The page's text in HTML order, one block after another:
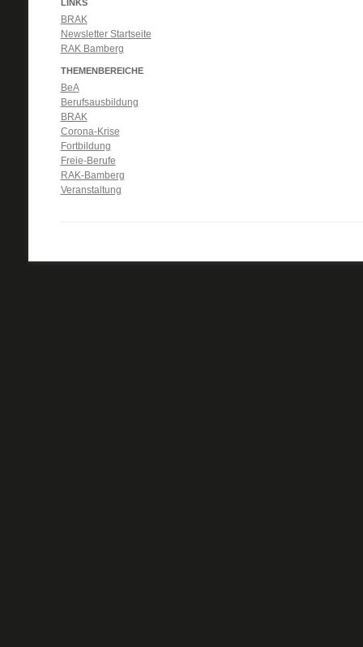
LINKS
BRAK
Newsletter Startseite
RAK Bamberg
THEMENBEREICHE
BeA
Berufsausbildung
BRAK
Corona-Krise
Fortbildung
Freie-Berufe
RAK-Bamberg
Veranstaltung